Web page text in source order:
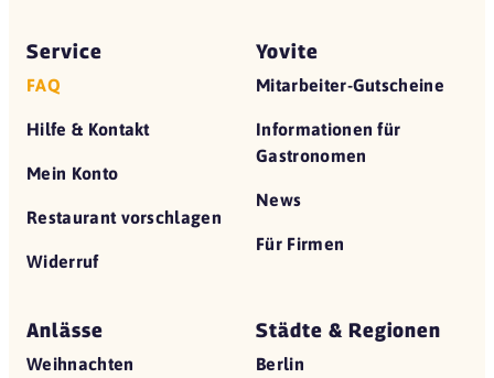
Service
FAQ
Hilfe & Kontakt
Mein Konto
Restaurant vorschlagen
Widerruf
Yovite
Mitarbeiter-Gutscheine
Informationen für
Gastronomen
News
Für Firmen
Anlässe
Weihnachten
Städte & Regionen
Berlin